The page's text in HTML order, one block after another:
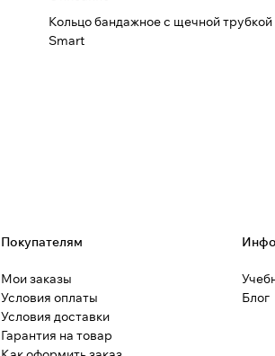
Кольцо бандажное с щечной трубкой
Smart
Покупателям
Мои заказы
Условия оплаты
Условия доставки
Гарантия на товар
Блог